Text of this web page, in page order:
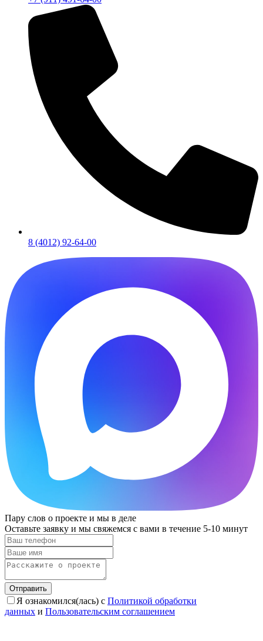
8 (4012) 92-64-00
Пару слов о проекте и мы в деле
Оставьте заявку и мы свяжемся с вами в течение 5-10 минут
Отправить
Я ознакомился(лась) с Политикой обработки
данных и Пользовательским соглашением